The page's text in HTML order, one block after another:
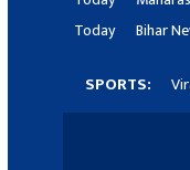
Today
Bihar
SPORTS: